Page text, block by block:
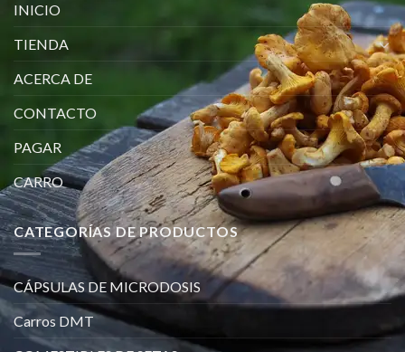
INICIO
TIENDA
ACERCA DE
CONTACTO
PAGAR
CARRO
CATEGORÍAS DE PRODUCTOS
CÁPSULAS DE MICRODOSIS
Carros DMT